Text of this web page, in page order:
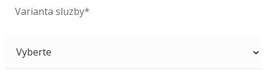
Varianta sluzby*